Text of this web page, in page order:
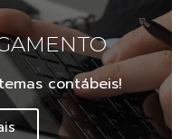
contábeis!